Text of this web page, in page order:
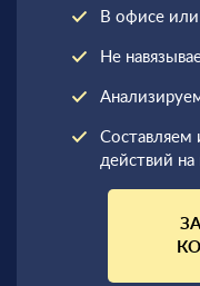
В офисе
Не
Составляем
действий на